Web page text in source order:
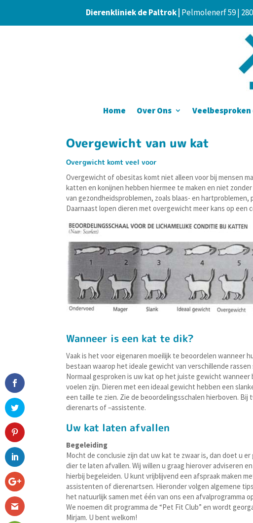
Dierenkliniek de Paltrok | Pelmolenerf 59 |
Home Over Ons
Overgewicht van uw kat
Overgwicht komt veel voor
Overgewicht of obesitas komt niet alleen voor bij mensen
katten en konijnen hebben hiermee te maken en niet
van gezondheidsproblemen, zoals blaas- en
Daarnaast lopen dieren met overgewicht meer kans op een
Wanneer is een kat te dik?
Vaak is het voor eigenaren moeilijk te beoordelen wanneer
bestaan waarop het ideale gewicht van verschillende
Normaal gesproken is uw kat op het juiste gewicht
voelen zijn. Dieren met een ideaal gewicht hebben een
een taille te zien. Zie de beoordelingsschalen hierboven.
dierenarts of –assistente.
Uw kat laten afvallen
Begeleiding
​Mocht de conclusie zijn dat uw kat te zwaar is, dan doet u er
dier te laten afvallen. Wij willen u graag hierover adviseren
hierbij begeleiden. U kunt vrijblijvend een afspraak maken
assistenten of dierenartsen. Hieronder volgen algemene
het natuurlijk samen met één van ons een afvalprogramma
We noemen dit programma de “Pet Fit Club” en wordt
Mirjam. U bent welkom!